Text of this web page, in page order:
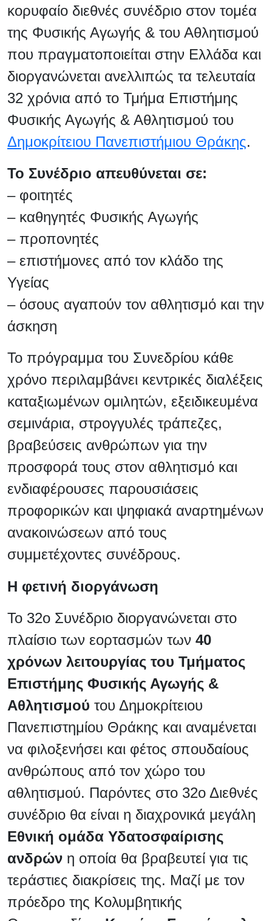
κορυφαίο διεθνές συνέδριο στον τομέα
της Φυσικής Αγωγής & του Αθλητισμού
που πραγματοποιείται στην Ελλάδα και
διοργανώνεται ανελλιπώς τα τελευταία
32 χρόνια από το Τμήμα Επιστήμης
Φυσικής Αγωγής & Αθλητισμού του
Δημοκρίτειου Πανεπιστήμιου Θράκης.
Το Συνέδριο απευθύνεται σε:
– φοιτητές
– καθηγητές Φυσικής Αγωγής
– προπονητές
– επιστήμονες από τον κλάδο της
Υγείας
– όσους αγαπούν τον αθλητισμό και την
άσκηση
Το πρόγραμμα του Συνεδρίου κάθε
χρόνο περιλαμβάνει κεντρικές διαλέξεις
καταξιωμένων ομιλητών, εξειδικευμένα
σεμινάρια, στρογγυλές τράπεζες,
βραβεύσεις ανθρώπων για την
προσφορά τους στον αθλητισμό και
ενδιαφέρουσες παρουσιάσεις
προφορικών και ψηφιακά αναρτημένων
ανακοινώσεων από τους
συμμετέχοντες συνέδρους.
Η φετινή διοργάνωση
Το 32ο Συνέδριο διοργανώνεται στο
πλαίσιο των εορτασμών των 40
χρόνων λειτουργίας του Τμήματος
Επιστήμης Φυσικής Αγωγής &
Αθλητισμού του Δημοκρίτειου
Πανεπιστημίου Θράκης και αναμένεται
να φιλοξενήσει και φέτος σπουδαίους
ανθρώπους από τον χώρο του
αθλητισμού. Παρόντες στο 32ο Διεθνές
συνέδριο θα είναι η διαχρονικά μεγάλη
Εθνική ομάδα Υδατοσφαίρισης
ανδρών η οποία θα βραβευτεί για τις
τεράστιες διακρίσεις της. Μαζί με τον
πρόεδρο της Κολυμβητικής